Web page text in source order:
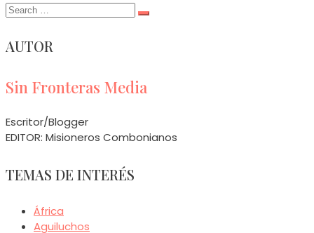
Search
AUTOR
Sin Fronteras Media
Escritor/Blogger
EDITOR: Misioneros Combonianos
TEMAS DE INTERÉS
África
Aguiluchos